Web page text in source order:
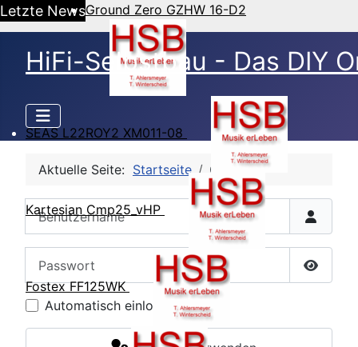
Letzte NewsGround Zero GZHW 16-D2
SEAS L22ROY2 XM011-08
Kartesian Cmp25_vHP
Fostex FF125WK
HiFi-Selbstbau - Das DIY
Aktuelle Seite: Startseite CB Login
Benutzername
Automatisch einloggen